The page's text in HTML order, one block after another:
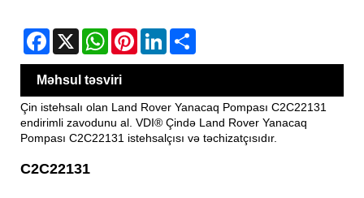
Facebook
X WhatsAppPinterestLinkedIn
Məhsul təsviri
Çin istehsalı olan Land Rover Yanacaq Pompası C2C22131
endirimli zavodunu al. VDI® Çində Land Rover Yanacaq
Pompası C2C22131 istehsalçısı və təchizatçısıdır.
C2C22131